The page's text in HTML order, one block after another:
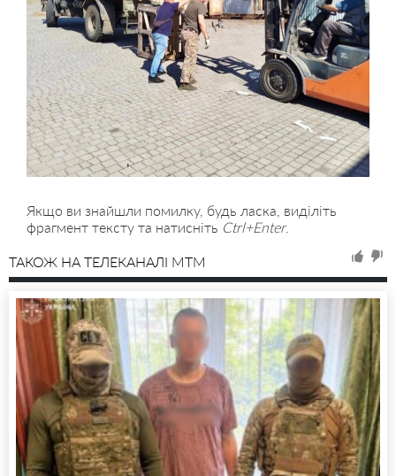
Якщо ви знайшли помилку, будь ласка, виділіть
фрагмент тексту та натисніть Ctrl+Enter.
ТАКОЖ НА ТЕЛЕКАНАЛІ MTM